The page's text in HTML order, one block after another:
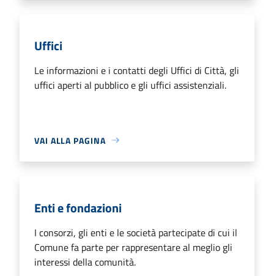
Uffici
Le informazioni e i contatti degli Uffici di Città, gli
uffici aperti al pubblico e gli uffici assistenziali.
VAI ALLA PAGINA
Enti e fondazioni
I consorzi, gli enti e le società partecipate di cui il
Comune fa parte per rappresentare al meglio gli
interessi della comunità.